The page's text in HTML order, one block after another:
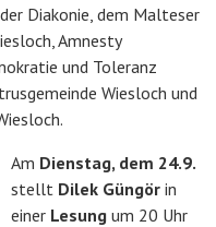
Diakonie, dem Malteser
Amnesty
und Toleranz
Wiesloch und
Am Dienstag, dem 24.9.
stellt Dilek Güngör in
einer Lesung um 20 Uhr